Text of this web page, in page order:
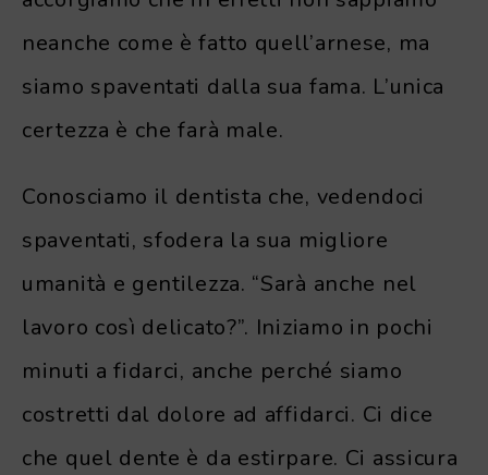
neanche come è fatto quell’arnese, ma
siamo spaventati dalla sua fama. L’unica
certezza è che farà male.
Conosciamo il dentista che, vedendoci
spaventati, sfodera la sua migliore
umanità e gentilezza. “Sarà anche nel
lavoro così delicato?”. Iniziamo in pochi
minuti a fidarci, anche perché siamo
costretti dal dolore ad affidarci. Ci dice
che quel dente è da estirpare. Ci assicura